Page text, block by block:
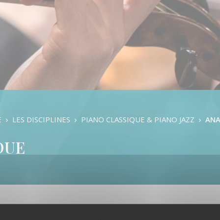
Formation Musicale
L’éveil Musical
Danse Classique
Danse Contemporaine
Danse Modern Jazz
Batterie
Chant
Contrebasse
Guitare basse
Guitare électrique
Hautbois
LES DISCIPLINES PIANO CLASSIQUE & PIANO JAZZ